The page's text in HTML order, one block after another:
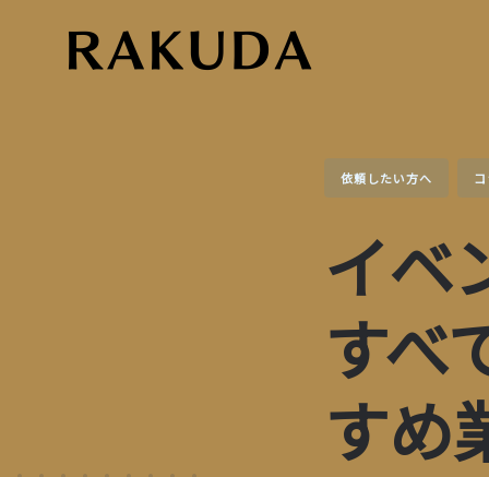
依頼したい方へ
イベ
すべ
すめ